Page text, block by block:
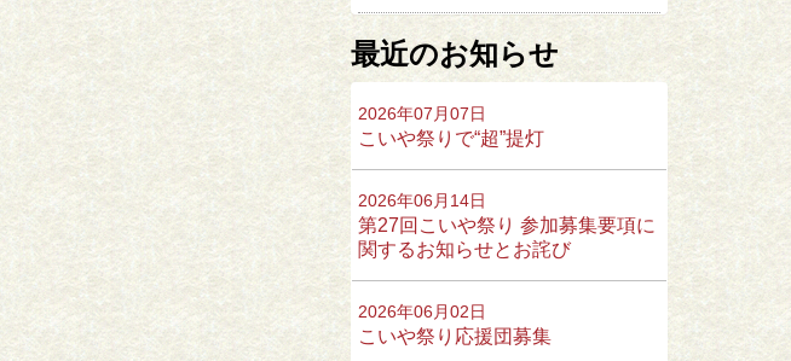
最近のお知らせ
2026年07月07日
こいや祭りで“超”提灯
2026年06月14日
第27回こいや祭り 参加募集要項に
関するお知らせとお詫び
2026年06月02日
こいや祭り応援団募集